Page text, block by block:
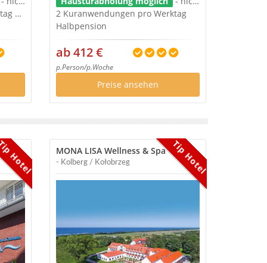
2 Kuranwendungen pro Werktag + Ärztliches Untersuchung
2 Kuranwendungen pro Werktag
Halbpension
ab 412 €
p.Person/p.Woche
Preise ansehen
Hotel Tip Hotel
MONA LISA Wellness & Spa
- Kolberg / Kołobrzeg